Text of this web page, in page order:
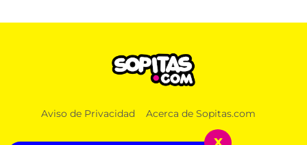
¡Apúntale bien! Así puedes recuperar tu línea
Aviso de Privacidad Acerca de Sopitas.com
x